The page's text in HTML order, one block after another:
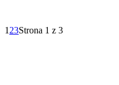
1 23Strona 1 z 3